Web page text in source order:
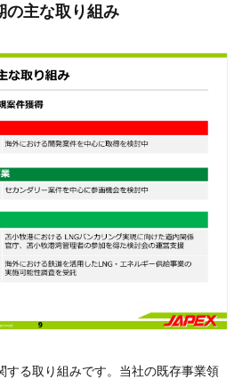
主な取り組み
する取り組みです。当社の既存事業領